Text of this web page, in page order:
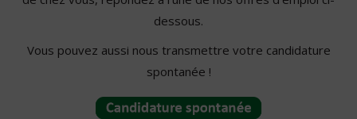
dessous.
Vous pouvez aussi nous transmettre votre candidature
spontanée !